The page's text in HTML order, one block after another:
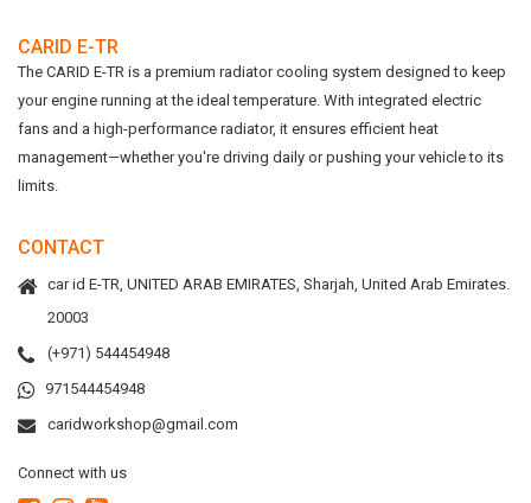
CARID E-TR
The CARID E-TR is a premium radiator cooling system designed to keep
your engine running at the ideal temperature. With integrated electric
fans and a high-performance radiator, it ensures efficient heat
management—whether you're driving daily or pushing your vehicle to its
limits.
CONTACT
car id E-TR, UNITED ARAB EMIRATES, Sharjah, United Arab Emirates.
20003
(+971) 544454948
971544454948
caridworkshop@gmail.com
Connect with us